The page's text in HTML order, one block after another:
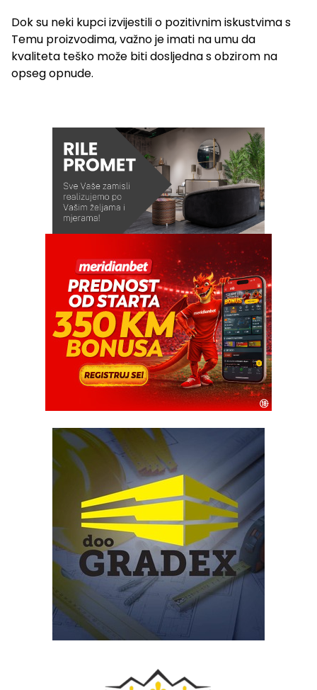
Dok su neki kupci izvijestili o pozitivnim iskustvima s
Temu proizvodima, važno je imati na umu da
kvaliteta teško može biti dosljedna s obzirom na
opseg opnude.